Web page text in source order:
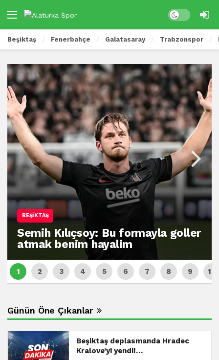
Beşiktaş Fenerbahçe Galatasaray Trabzonspor
BEŞIKTAŞ
Semih Kılıçsoy: Bu formayla goller
atmak benim hayalim
Günün Öne Çıkanlar
Beşiktaş deplasmanda Hradec
Kralove’yi yendi!…